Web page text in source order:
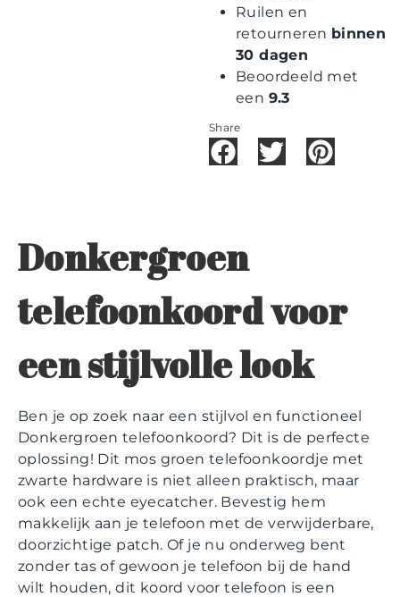
Ruilen en
retourneren binnen
30 dagen
Beoordeeld met
een 9.3
Share
Donkergroen
telefoonkoord voor
een stijlvolle look
Ben je op zoek naar een stijlvol en functioneel
Donkergroen telefoonkoord? Dit is de perfecte
oplossing! Dit mos groen telefoonkoordje met
zwarte hardware is niet alleen praktisch, maar
ook een echte eyecatcher. Bevestig hem
makkelijk aan je telefoon met de verwijderbare,
doorzichtige patch. Of je nu onderweg bent
zonder tas of gewoon je telefoon bij de hand
wilt houden, dit koord voor telefoon is een